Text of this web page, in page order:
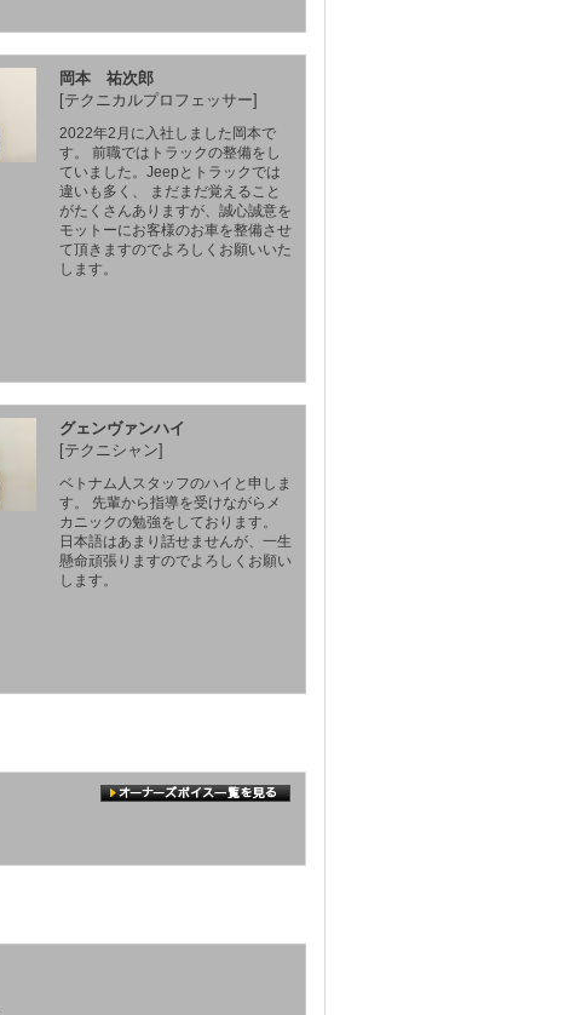
岡本 祐次郎
[テクニカルプロフェッサー]
2022年2月に入社しました岡本で
す。 前職ではトラックの整備をし
ていました。Jeepとトラックでは
違いも多く、 まだまだ覚えること
がたくさんありますが、誠心誠意を
モットーにお客様のお車を整備させ
て頂きますのでよろしくお願いいた
します。
グェンヴァンハイ
[テクニシャン]
ベトナム人スタッフのハイと申しま
す。 先輩から指導を受けながらメ
カニックの勉強をしております。
日本語はあまり話せませんが、一生
懸命頑張りますのでよろしくお願い
します。